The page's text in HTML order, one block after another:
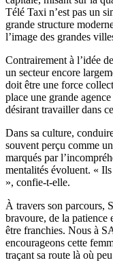
Télé Taxi n’est pas un
grande structure
l’image des grandes
Contrairement à l’idée
un secteur encore
doit être une force
place une grande
désirant travailler dans
Dans sa culture,
souvent perçu comme
marqués par
mentalités évoluent. «
», confie-t-elle.
À travers son parcours,
bravoure, de la patience
être franchies. Nous à
encourageons cette
traçant sa route là où